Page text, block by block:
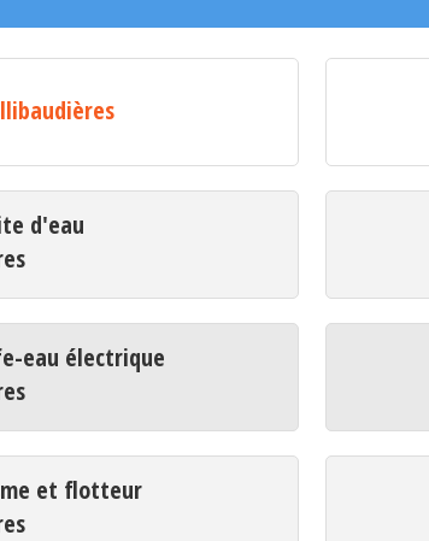
d'eau
eau électrique
et flotteur